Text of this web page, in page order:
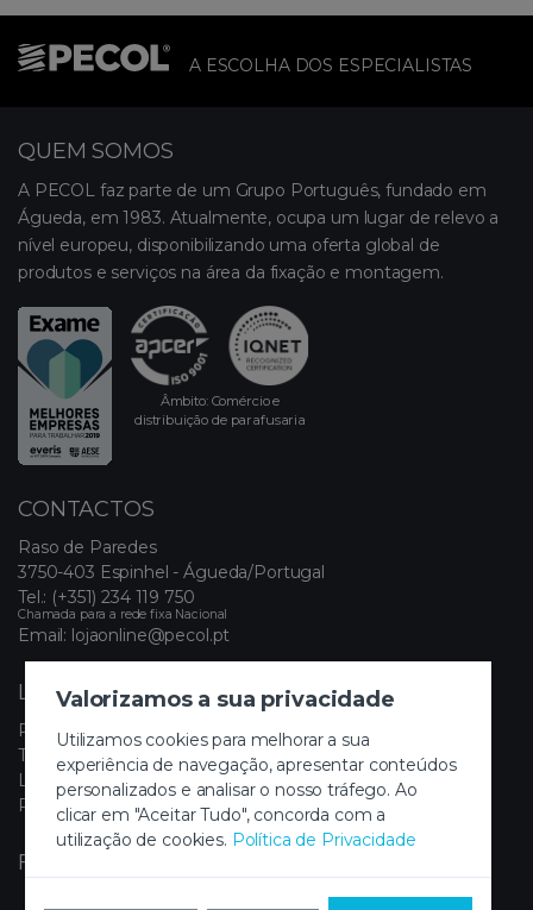
Valorizamos a sua privacidade
Utilizamos cookies para melhorar a sua
experiência de navegação, apresentar conteúdos
personalizados e analisar o nosso tráfego. Ao
clicar em "Aceitar Tudo", concorda com a
utilização de cookies. Política de Privacidade
A ESCOLHA DOS ESPECIALISTAS
QUEM SOMOS
A PECOL faz parte de um Grupo Português, fundado em
Águeda, em 1983. Atualmente, ocupa um lugar de relevo a
nível europeu, disponibilizando uma oferta global de
produtos e serviços na área da fixação e montagem.
Âmbito: Comércio e
distribuição de parafusaria
CONTACTOS
Raso de Paredes
3750-403 Espinhel - Águeda/Portugal
Tel.: (+351) 234 119 750
Chamada para a rede fixa Nacional
Email: lojaonline@pecol.pt
LINKS ÚTEIS
Política de Privacidade
Termos e Condições
Livro de Reclamações Eletrónico
Painel de Cookies
FIQUE A PAR DAS NOVIDADES